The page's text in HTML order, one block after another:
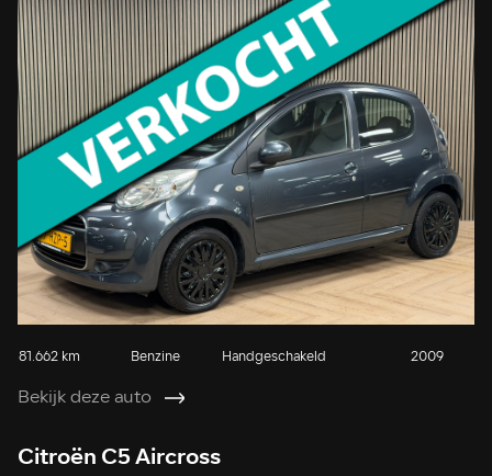
81.662 km Benzine Handgeschakeld 2009
Bekijk deze auto
Citroën C5 Aircross